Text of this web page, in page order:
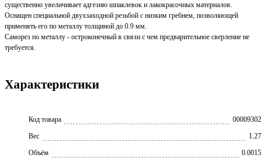
существенно увеличивает адгезию шпаклевок и лакокрасочных материалов.
Оснащен специальной двухзаходной резьбой с низким гребнем, позволяющей
применять его по металлу толщиной до 0.9 мм.
Саморез по металлу - остроконечный в связи с чем предварительное сверление не
требуется.
Характеристики
Код товара
00009302
Вес
1.27
Объём
0.0015